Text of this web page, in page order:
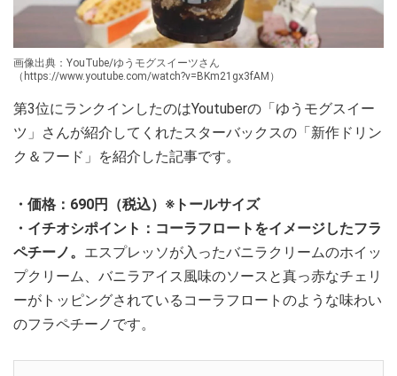
画像出典：YouTube/ゆうモグスイーツさん
（https://www.youtube.com/watch?v=BKm21gx3fAM）
第3位にランクインしたのはYoutuberの「ゆうモグスイー
ツ」さんが紹介してくれたスターバックスの「新作ドリン
ク＆フード」を紹介した記事です。
・価格：690円（税込）※トールサイズ
・イチオシポイント：コーラフロートをイメージしたフラ
ペチーノ。 エスプレッソが入ったバニラクリームのホイッ
プクリーム、バニラアイス風味のソースと真っ赤なチェリ
ーがトッピングされているコーラフロートのような味わい
のフラペチーノです。